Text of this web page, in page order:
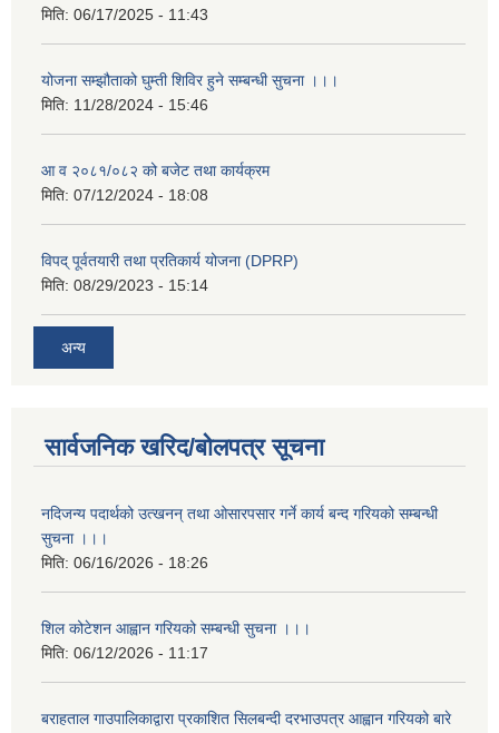
मिति: 06/17/2025 - 11:43
योजना सम्झौताको घुम्ती शिविर हुने सम्बन्धी सुचना ।।।
मिति: 11/28/2024 - 15:46
आ व २०८१/०८२ को बजेट तथा कार्यक्रम
मिति: 07/12/2024 - 18:08
विपद् पूर्वतयारी तथा प्रतिकार्य योजना (DPRP)
मिति: 08/29/2023 - 15:14
अन्य
सार्वजनिक खरिद/बोलपत्र सूचना
नदिजन्य पदार्थको उत्खनन् तथा ओसारपसार गर्ने कार्य बन्द गरियको सम्बन्धी
सुचना ।।।
मिति: 06/16/2026 - 18:26
शिल कोटेशन आह्वान गरियको सम्बन्धी सुचना ।।।
मिति: 06/12/2026 - 11:17
बराहताल गाउपालिकाद्वारा प्रकाशित सिलबन्दी दरभाउपत्र आह्वान गरियको बारे